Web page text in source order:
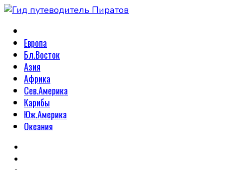
Европа
Бл.Восток
Азия
Африка
Сев.Америка
Карибы
Юж.Америка
Океания